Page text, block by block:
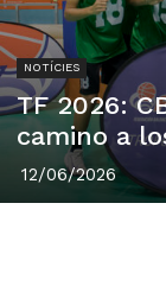
NOTÍCIES
TF 2026:
camino a
12/06/2026